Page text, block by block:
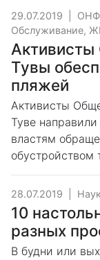
29.07.2019 ОНФ
Обслуживание,
Тувы
пляжей
Активисты
Туве
властям
обустройством
28.07.2019
10
разных
В будни или